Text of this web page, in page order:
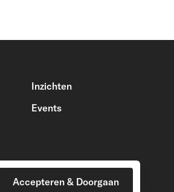
Inzichten
Events
Accepteren & Doorgaan